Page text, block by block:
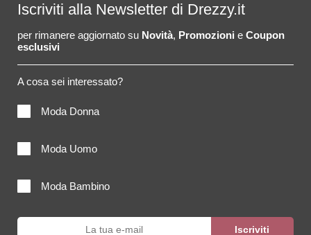
Iscriviti alla Newsletter di Drezzy.it
per rimanere aggiornato su Novità, Promozioni e Coupon
esclusivi
A cosa sei interessato?
Moda Donna
Moda Uomo
Moda Bambino